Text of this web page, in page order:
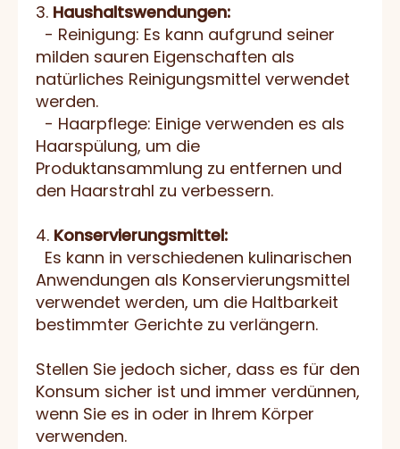
3. Haushaltswendungen:
- Reinigung: Es kann aufgrund seiner
milden sauren Eigenschaften als
natürliches Reinigungsmittel verwendet
werden.
- Haarpflege: Einige verwenden es als
Haarspülung, um die
Produktansammlung zu entfernen und
den Haarstrahl zu verbessern.
4. Konservierungsmittel:
Es kann in verschiedenen kulinarischen
Anwendungen als Konservierungsmittel
verwendet werden, um die Haltbarkeit
bestimmter Gerichte zu verlängern.
Stellen Sie jedoch sicher, dass es für den
Konsum sicher ist und immer verdünnen,
wenn Sie es in oder in Ihrem Körper
verwenden.